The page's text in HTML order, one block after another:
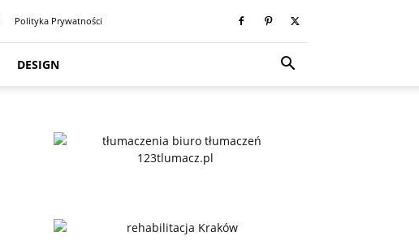
Polityka Prywatności
DESIGN